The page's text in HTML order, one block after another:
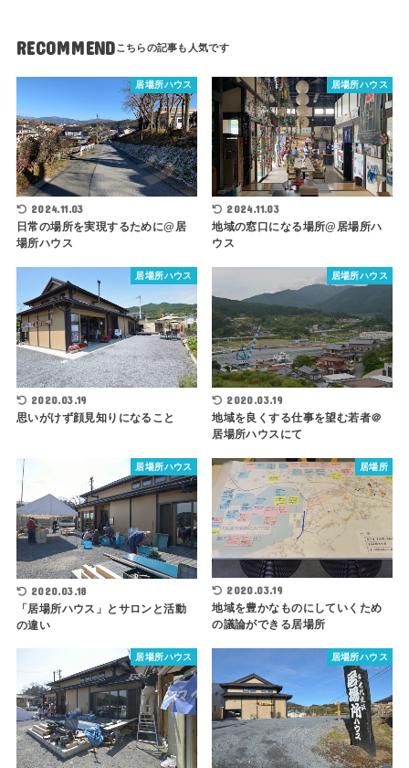
RECOMMEND
居場所ハウス
2024.11.03
日常の場所を実現するために@居
場所ハウス
居場所ハウス
2024.11.03
地域の窓口になる場所@居場所ハ
ウス
居場所ハウス
2020.03.19
思いがけず顔見知りになること
居場所ハウス
2020.03.19
地域を良くする仕事を望む若者＠
居場所ハウスにて
居場所ハウス
2020.03.18
「居場所ハウス」とサロンと活動
の違い
居場所
2020.03.19
地域を豊かなものにしていくため
の議論ができる居場所
居場所ハウス 居場所ハウス